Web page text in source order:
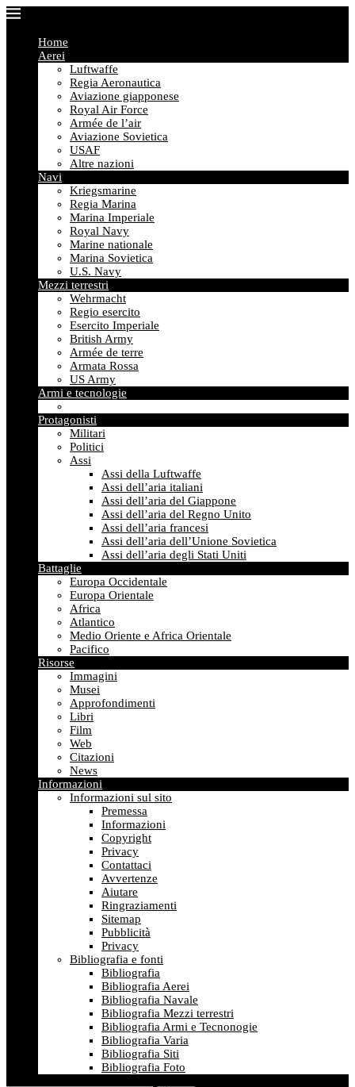
Home
Aerei
Luftwaffe
Regia Aeronautica
Aviazione giapponese
Royal Air Force
Armée de l’air
Aviazione Sovietica
USAF
Altre nazioni
Navi
Kriegsmarine
Regia Marina
Marina Imperiale
Royal Navy
Marine nationale
Marina Sovietica
U.S. Navy
Mezzi terrestri
Wehrmacht
Regio esercito
Esercito Imperiale
British Army
Armée de terre
Armata Rossa
US Army
Armi e tecnologie
Protagonisti
Militari
Politici
Assi
Assi della Luftwaffe
Assi dell’aria italiani
Assi dell’aria del Giappone
Assi dell’aria del Regno Unito
Assi dell’aria francesi
Assi dell’aria dell’Unione Sovietica
Assi dell’aria degli Stati Uniti
Battaglie
Europa Occidentale
Europa Orientale
Africa
Atlantico
Medio Oriente e Africa Orientale
Pacifico
Risorse
Immagini
Musei
Approfondimenti
Libri
Film
Web
Citazioni
News
Informazioni
Informazioni sul sito
Premessa
Informazioni
Copyright
Privacy
Contattaci
Avvertenze
Aiutare
Ringraziamenti
Sitemap
Pubblicità
Privacy
Bibliografia e fonti
Bibliografia
Bibliografia Aerei
Bibliografia Navale
Bibliografia Mezzi terrestri
Bibliografia Armi e Tecnonogie
Bibliografia Varia
Bibliografia Siti
Bibliografia Foto